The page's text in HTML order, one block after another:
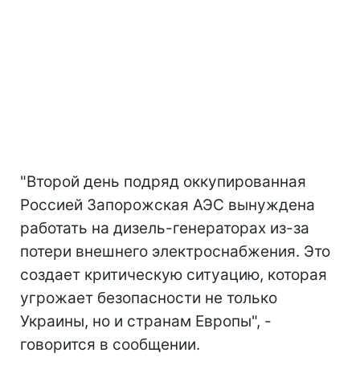
"Второй день подряд оккупированная
Россией Запорожская АЭС вынуждена
работать на дизель-генераторах из-за
потери внешнего электроснабжения. Это
создает критическую ситуацию, которая
угрожает безопасности не только
Украины, но и странам Европы", -
говорится в сообщении.